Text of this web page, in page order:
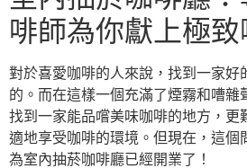
啡師為你獻上極
對於喜愛咖啡的人來說，找到一家好
的。而在這樣一個充滿了煙霧和嘈雜
找到一家能品嚐美味咖啡的地方，更
適地享受咖啡的環境。但現在，這個
為室內抽菸咖啡廳已經開業了！